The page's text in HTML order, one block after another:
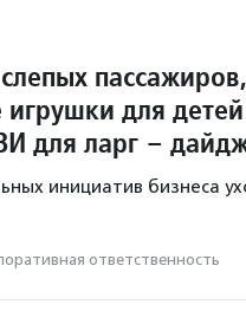
пассажиров,
для детей
для ларг –
инициатив бизнеса
ответственность